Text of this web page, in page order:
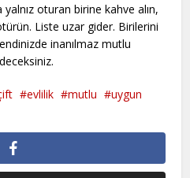
yalnız oturan birine kahve alın,
Liste uzar gider. Birilerini
inanılmaz mutlu
evlilik mutlu
uygun